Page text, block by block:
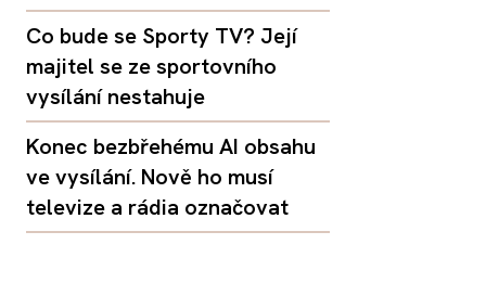
Co bude se Sporty TV? Její
majitel se ze sportovního
vysílání nestahuje
Konec bezbřehému AI obsahu
ve vysílání. Nově ho musí
televize a rádia označovat